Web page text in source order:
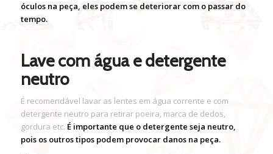
óculos na peça, eles podem se deteriorar com o passar do
tempo.
Lave com água e detergente
neutro
É recomendável lavar as lentes em água corrente e com
detergente neutro para retirar poeira, marca de dedos,
gordura etc. É importante que o detergente seja neutro,
pois os outros tipos podem provocar danos na peça.